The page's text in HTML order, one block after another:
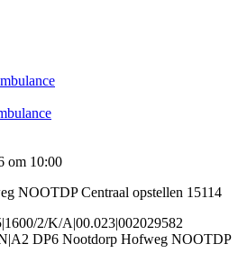
om 10:00
NOOTDP Centraal opstellen 15114
2/K/A|00.023|002029582
DP6 Nootdorp Hofweg NOOTDP